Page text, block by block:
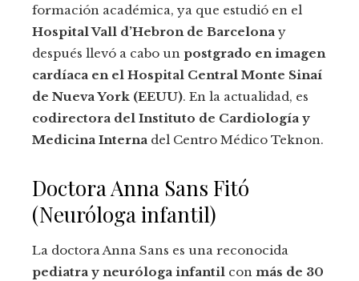
formación académica, ya que estudió en el
Hospital Vall d’Hebron de Barcelona y
después llevó a cabo un postgrado en imagen
cardíaca en el Hospital Central Monte Sinaí
de Nueva York (EEUU). En la actualidad, es
codirectora del Instituto de Cardiología y
Medicina Interna del Centro Médico Teknon.
Doctora Anna Sans Fitó
(Neuróloga infantil)
La doctora Anna Sans es una reconocida
pediatra y neuróloga infantil con más de 30